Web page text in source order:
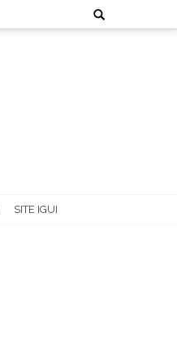
Search
for:
SITE IGUI